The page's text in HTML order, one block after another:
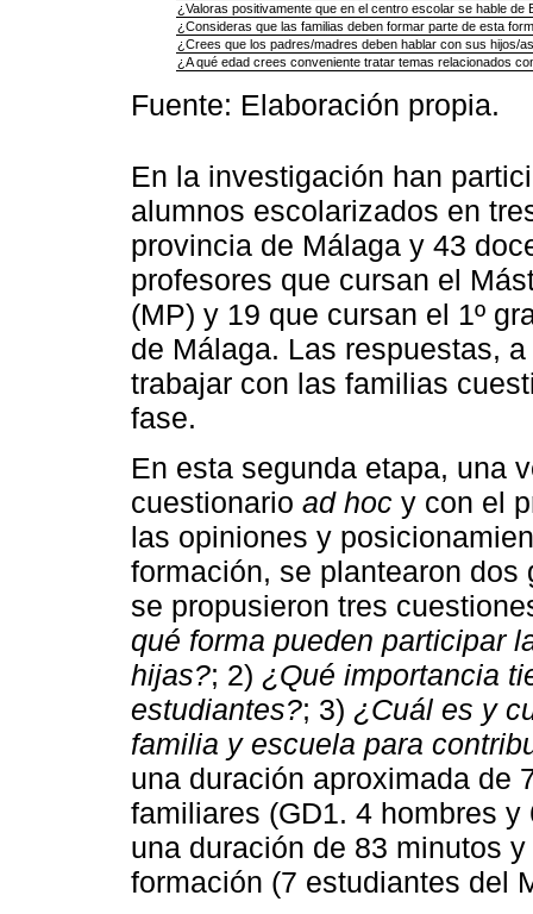
¿Valoras positivamente que en el centro escolar se hable de
¿Consideras que las familias deben formar parte de esta
¿Crees que los padres/madres deben hablar con sus hijos/
¿A qué edad crees conveniente tratar temas relacionados
Fuente: Elaboración propia.
En la investigación han
alumnos escolarizados en
provincia de Málaga y 43
profesores que cursan el
(MP) y 19 que cursan el 1º
de Málaga. Las respuestas,
trabajar con las familias
fase.
En esta segunda etapa, una
cuestionario ad hoc y con el
las opiniones y
formación, se plantearon
se propusieron tres
qué forma pueden participar
hijas?; 2) ¿Qué importancia
estudiantes?; 3) ¿Cuál es y
familia y escuela para
una duración aproximada de
familiares (GD1. 4 hombres
una duración de 83 minutos
formación (7 estudiantes del